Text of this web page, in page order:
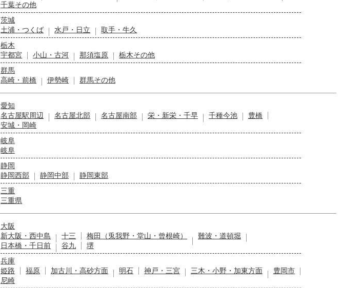
千葉その他
茨城
土浦・つくば
水戸・日立
取手・牛久
栃木
宇都宮
小山・古河 那須塩原
栃木その他
群馬
高崎・前橋
伊勢崎 群馬その他
愛知
名古屋駅周辺
名古屋北部 名古屋南部 栄・新栄・千早 千種今池
豊橋
安城・岡崎
岐阜
岐阜
静岡
静岡西部
静岡中部
静岡東部
三重
三重県
大阪
新大阪・西中島
十三 梅田（兎我野・堂山・曾根崎）
難波・道頓堀
日本橋・千日前
谷九
堺
兵庫
姫路
福原 加古川・高砂方面 明石 神戸・三宮 三木・小野・加東方面
豊岡市
尼崎